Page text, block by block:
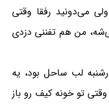
می‌دونید رفقا وقتی
من هم تفننی دزدی
لب ساحل بود، یه
تو خونه کیف رو باز